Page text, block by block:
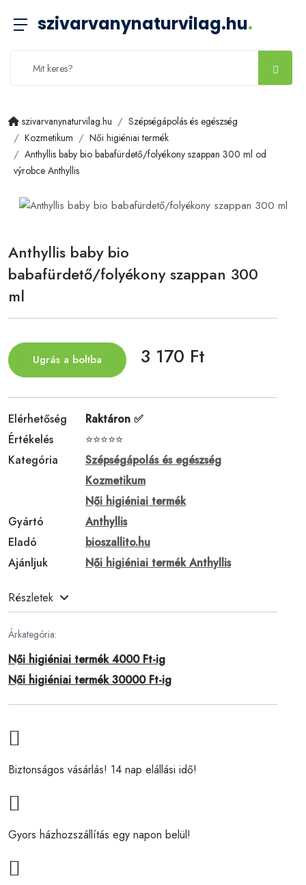
szivarvanynaturvilag.hu.
szivarvanynaturvilag.hu
Szépségápolás és egészség
Kozmetikum
Női higiéniai termék
Anthyllis baby bio babafürdető/folyékony szappan 300 ml od
výrobce Anthyllis
Anthyllis baby bio
babafürdető/folyékony szappan 300
ml
Ugrás a boltba 3 170 Ft
Elérhetőség
Raktáron ✅
Értékelés
⭐⭐⭐⭐⭐
Kategória
Szépségápolás és egészség
Kozmetikum
Női higiéniai termék
Gyártó
Anthyllis
Eladó
bioszallito.hu
Ajánljuk
Női higiéniai termék Anthyllis
Részletek
Árkategória:
Női higiéniai termék 4000 Ft-ig
Női higiéniai termék 30000 Ft-ig
Biztonságos vásárlás! 14 nap elállási idő!
Gyors házhozszállítás egy napon belül!